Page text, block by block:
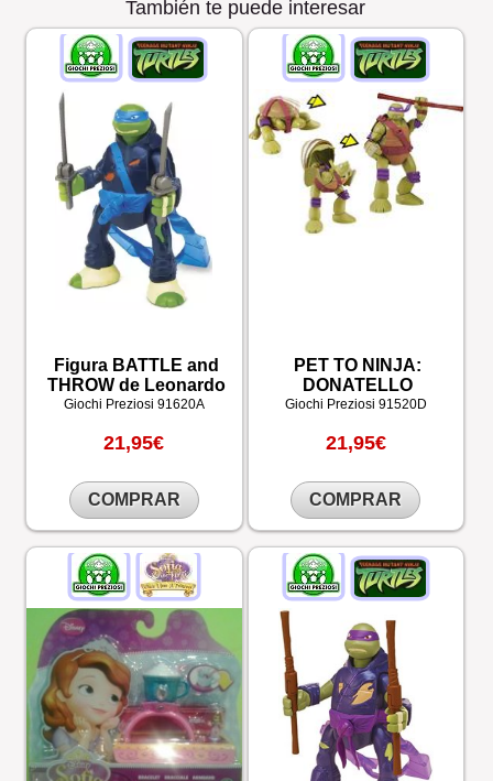
También te puede interesar
Figura BATTLE and
THROW de Leonardo
Giochi Preziosi 91620A
21,95€
COMPRAR
PET TO NINJA:
DONATELLO
Giochi Preziosi 91520D
21,95€
COMPRAR